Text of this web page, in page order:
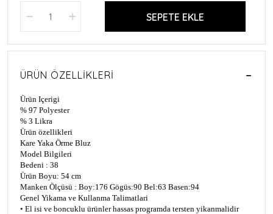
SEPETE EKLE
ÜRÜN ÖZELLIKLERI
Ürün Içerigi
% 97 Polyester
% 3 Likra
Ürün özellikleri
Kare Yaka Örme Bluz
Model Bilgileri
Bedeni : 38
Ürün Boyu: 54 cm
Manken Ölçüsü : Boy:176 Gögüs:90 Bel:63 Basen:94
Genel Yikama ve Kullanma Talimatlari
• El isi ve boncuklu ürünler hassas programda tersten yikanmalidir